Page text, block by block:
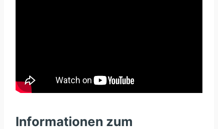
Informationen zum